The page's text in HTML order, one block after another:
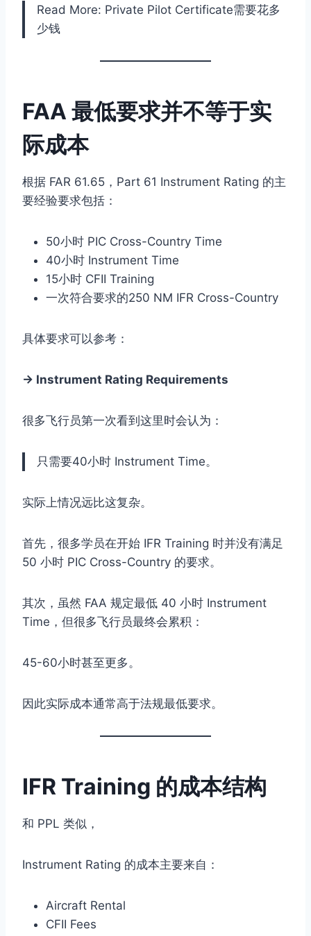
Read More: Private Pilot Certificate需要花多
少钱
FAA 最低要求并不等于实
际成本
根据 FAR 61.65，Part 61 Instrument Rating 的主
要经验要求包括：
50小时 PIC Cross-Country Time
40小时 Instrument Time
15小时 CFII Training
一次符合要求的250 NM IFR Cross-Country
具体要求可以参考：
→ Instrument Rating Requirements
很多飞行员第一次看到这里时会认为：
只需要40小时 Instrument Time。
实际上情况远比这复杂。
首先，很多学员在开始 IFR Training 时并没有满足
50 小时 PIC Cross-Country 的要求。
其次，虽然 FAA 规定最低 40 小时 Instrument
Time，但很多飞行员最终会累积：
45-60小时甚至更多。
因此实际成本通常高于法规最低要求。
IFR Training 的成本结构
和 PPL 类似，
Instrument Rating 的成本主要来自：
Aircraft Rental
CFII Fees